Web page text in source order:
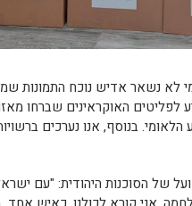
לא נשאר אדיש נוכח התמונות
לפליטים האוקראינים שברחו
בנוסף, אנו נערכים
של הסוכנות היהודית: "עם